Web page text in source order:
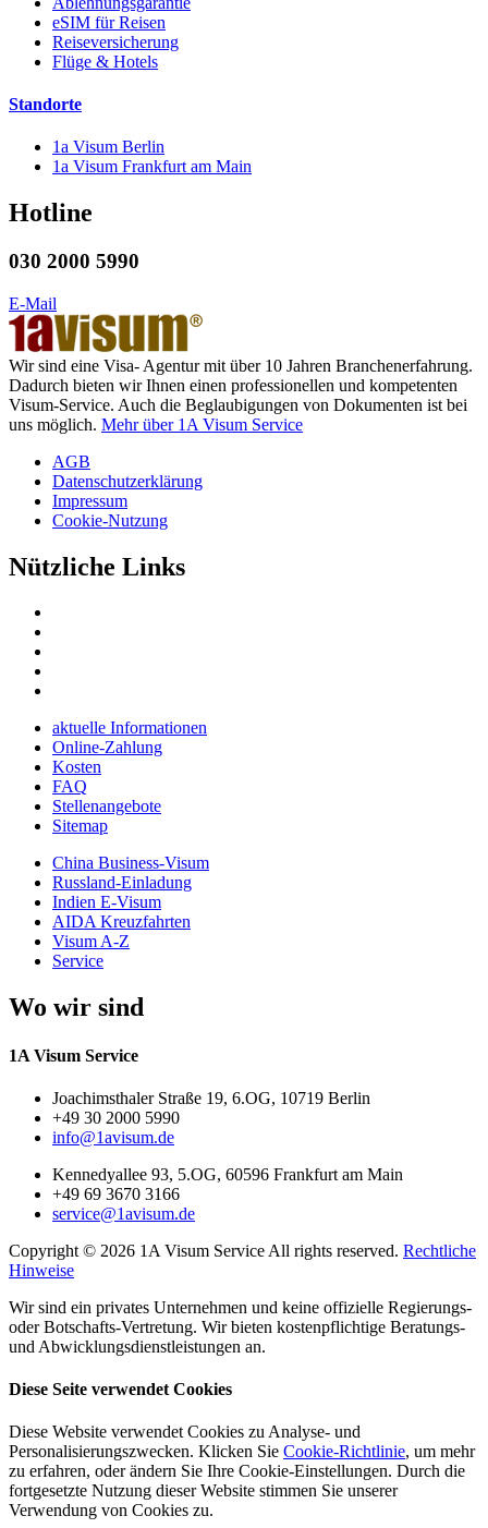
eSIM für Reisen
Reiseversicherung
Flüge & Hotels
Standorte
1a Visum Berlin
1a Visum Frankfurt am Main
Hotline
030 2000 5990
E-Mail
Wir sind eine Visa- Agentur mit über 10 Jahren Branchenerfahrung.
Dadurch bieten wir Ihnen einen professionellen und kompetenten
Visum-Service. Auch die Beglaubigungen von Dokumenten ist bei
uns möglich. Mehr über 1A Visum Service
AGB
Datenschutzerklärung
Impressum
Cookie-Nutzung
Nützliche Links
aktuelle Informationen
Online-Zahlung
Kosten
FAQ
Stellenangebote
Sitemap
China Business-Visum
Russland-Einladung
Indien E-Visum
AIDA Kreuzfahrten
Visum A-Z
Service
Wo wir sind
1A Visum Service
Joachimsthaler Straße 19, 6.OG, 10719 Berlin
+49 30 2000 5990
info@1avisum.de
Kennedyallee 93, 5.OG, 60596 Frankfurt am Main
+49 69 3670 3166
service@1avisum.de
Copyright © 2026 1A Visum Service All rights reserved. Rechtliche
Hinweise
Wir sind ein privates Unternehmen und keine offizielle Regierungs-
oder Botschafts-Vertretung. Wir bieten kostenpflichtige Beratungs-
und Abwicklungsdienstleistungen an.
Diese Seite verwendet Cookies
Diese Website verwendet Cookies zu Analyse- und
Personalisierungszwecken. Klicken Sie Cookie-Richtlinie, um mehr
zu erfahren, oder ändern Sie Ihre Cookie-Einstellungen. Durch die
fortgesetzte Nutzung dieser Website stimmen Sie unserer
Verwendung von Cookies zu.